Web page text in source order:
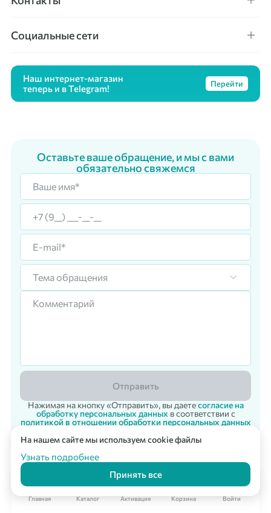
Корпоративный заказ
Главная Каталог Активация Корзина Войти
Социальные сети
Наш интернет-магазин
теперь и в Telegram!
Перейти
Оставьте ваше обращение, и мы с вами
обязательно свяжемся
Тема обращения
Отправить
Нажимая на кнопку «Отправить», вы даетесогласие на
обработку персональных данных в соответствии с
политикой в отношении обработки персональных данных
На нашем сайте мы используем cookie файлы
Узнать подробнее
Принять все
© 2007 - 2026 «Vpodarok» Радость дарить - радость получать!